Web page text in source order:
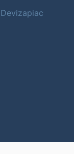
Devizapiac